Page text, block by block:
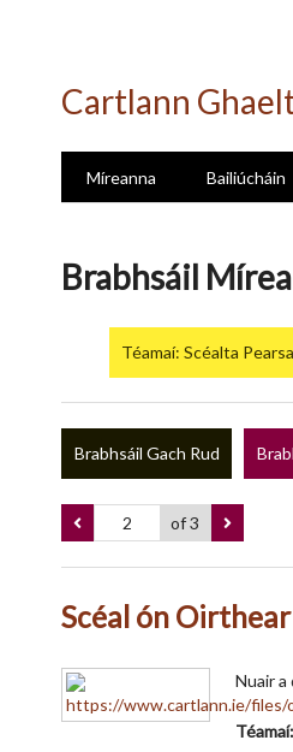
Cartlann
Míreanna Bailiúcháin
Brabhsáil
Téamaí: Scéalta
Brabhsáil Gach Rud
of 3
Scéal ón Oirthear
Nuair a
Téamaí: